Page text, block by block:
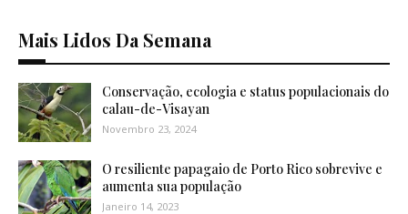
Mais Lidos Da Semana
Conservação, ecologia e status populacionais do
calau-de-Visayan
Novembro 23, 2024
O resiliente papagaio de Porto Rico sobrevive e
aumenta sua população
Janeiro 14, 2023